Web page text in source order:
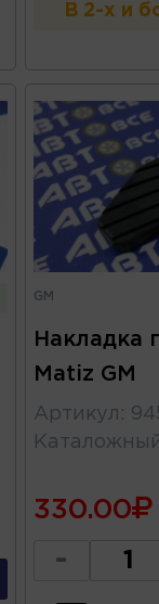
В 2-х и
GM
Накладка
Matiz GM
Артикул :
330.00
-